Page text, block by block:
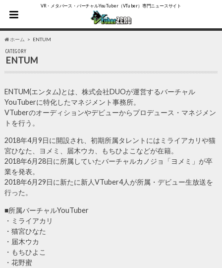
VR・メタバース・バーチャルYouTuber（VTuber）専門ニュースサイト
ホーム ENTUM
CATEGORY
ENTUM
ENTUM(エンタム)とは、株式会社DUOが運営するバーチャル
YouTuberに特化したマネジメント事務所。
VTuberのオーディションやデビューからプロデュース・マネジメン
トを行う。
2018年4月9日に開設され、初期所属タレントにはミライアカリや猫
宮ひなた、ヨメミ、届木ウカ、もちひよこなどが在籍。
2018年6月28日に所属していたバーチャルカノジョ「ヨメミ」が卒
業を発表。
2018年6月29日に新たに新人VTuber4人が所属・デビュー生放送を
行った。
■所属バーチャルYouTuber
・ミライアカリ
・猫宮ひなた
・届木ウカ
・もちひよこ
・花野蜜